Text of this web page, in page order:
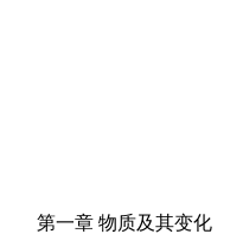
第一章 物质及其变化